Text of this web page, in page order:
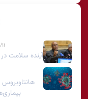
آینده سلامت